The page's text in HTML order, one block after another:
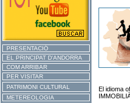
PRESENTACIÓ
EL PRINCIPAT D'ANDORRA
COM ARRIBAR
PER VISITAR
PATRIMONI CULTURAL
METEREOLOGIA
El idioma